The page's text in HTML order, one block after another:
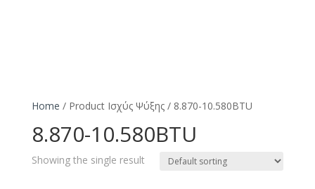
Home / Product Ισχύς Ψύξης / 8.870-10.580BTU
8.870-10.580BTU
Showing the single result